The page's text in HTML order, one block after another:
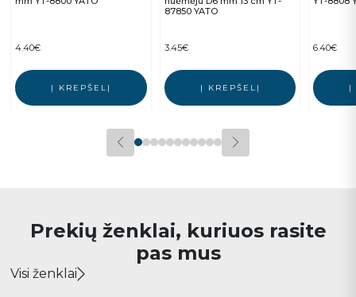
4.40€
Į KREPŠELĮ
87850 YATO
3.45€
Į KREPŠELĮ
6.40€
Į
Prekių ženklai, kuriuos rasite
pas mus
Visi ženklai